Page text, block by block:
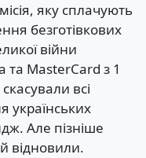
яку сплачують
безготівкових
війни
та MasterCard з 1
всі
українських
Але пізніше
відновили.